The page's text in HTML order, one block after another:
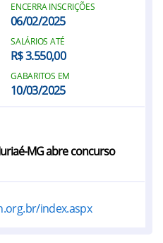
ENCERRA INSCRIÇÕES
06/02/2025
SALÁRIOS ATÉ
R$ 3.550,00
GABARITOS EM
10/03/2025
MG abre concurso
index.aspx